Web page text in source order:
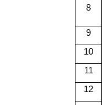
8
9
10
11
12